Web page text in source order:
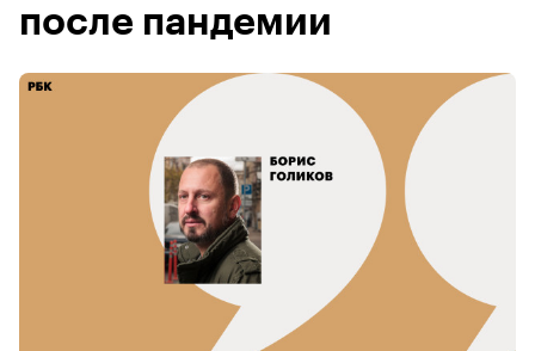
после пандемии